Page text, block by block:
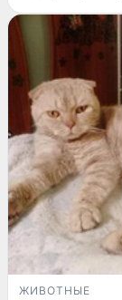
ЖИВОТНЫЕ